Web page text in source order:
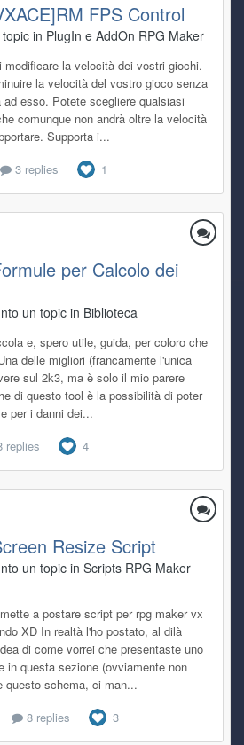
FPS Control
in PlugIn e AddOn RPG Maker
modificare la velocità dei vostri giochi.
la velocità del vostro gioco senza
esso. Potete scegliere qualsiasi
comunque non andrà oltre la velocità
Supporta i...
3 replies 1
per Calcolo dei
un topic in Biblioteca
e, spero utile, guida, per coloro che
delle migliori (francamente l'unica
sul 2k3, ma è solo il mio parere
di questo tool è la possibilità di poter
per i danni dei...
replies 4
Resize Script
un topic in Scripts RPG Maker
a postare script per rpg maker vx
XD In realtà l'ho postato, al dilà
di come vorrei che presentaste uno
in questa sezione (ovviamente non
questo schema, ci man...
8 replies 3